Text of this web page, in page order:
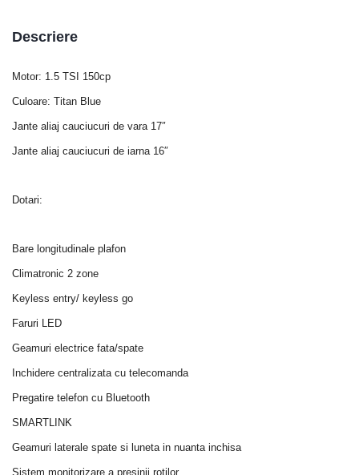
Descriere
Motor: 1.5 TSI 150cp
Culoare: Titan Blue
Jante aliaj cauciucuri de vara 17″
Jante aliaj cauciucuri de iarna 16″
Dotari:
Bare longitudinale plafon
Climatronic 2 zone
Keyless entry/ keyless go
Faruri LED
Geamuri electrice fata/spate
Inchidere centralizata cu telecomanda
Pregatire telefon cu Bluetooth
SMARTLINK
Geamuri laterale spate si luneta in nuanta inchisa
Sistem monitorizare a presinii rotilor